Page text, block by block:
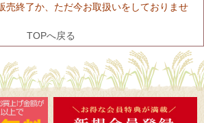
売終了か、ただ今お取扱いをしておりませ
TOPへ戻る